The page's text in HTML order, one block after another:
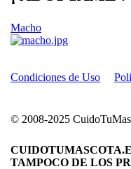
Macho
Condiciones de Uso
© 2008-2025
TAMPOCO DE LOS